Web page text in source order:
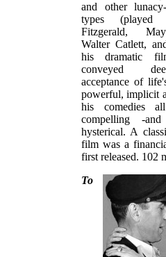
and other lunacy-
types
Fitzgerald,
Walter Catlett,
his dramatic
conveyed
acceptance of
powerful, implicit
his comedies
compelling -
hysterical. A
film was a
first released. 102
To